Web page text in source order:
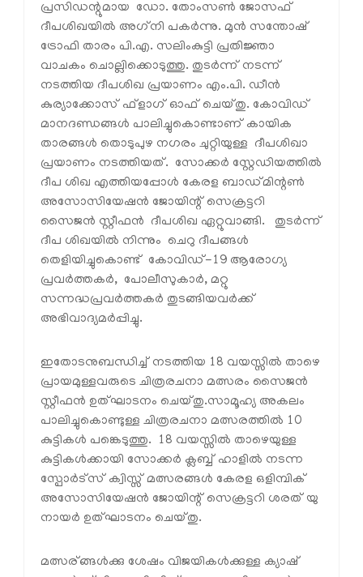
പ്രസിഡന്റുമായ ഡോ. തോംസണ്‍ ജോസഫ്
ദീപശിഖയില്‍ അഗ്‌നി പകര്‍ന്നു. മുന്‍ സന്തോഷ്
ട്രോഫി താരം പി.എ. സലിംകുട്ടി പ്രതിജ്ഞാ
വാചകം ചൊല്ലിക്കൊടുത്തു. തുടര്‍ന്ന് നടന്ന്
നടത്തിയ ദീപശിഖ പ്രയാണം എം.പി. ഡീന്‍
കുര്യാക്കോസ് ഫ്ളാഗ് ഓഫ് ചെയ്തു. കോവിഡ്
മാനദണ്ഡങ്ങള്‍ പാലിച്ചുകൊണ്ടാണ് കായിക
താരങ്ങള്‍ തൊടുപുഴ നഗരം ചുറ്റിയുള്ള ദീപശിഖാ
പ്രയാണം നടത്തിയത്. സോക്കര്‍ സ്റ്റേഡിയത്തില്‍
ദീപ ശിഖ എത്തിയപ്പോള്‍ കേരള ബാഡ്മിന്റണ്‍
അസോസിയേഷന്‍ ജോയിന്റ് സെക്രട്ടറി
സൈജന്‍ സ്റ്റീഫന്‍ ദീപശിഖ ഏറ്റുവാങ്ങി. തുടര്‍ന്ന്
ദീപ ശിഖയില്‍ നിന്നും ചെറു ദീപങ്ങള്‍
തെളിയിച്ചുകൊണ്ട് കോവിഡ്-19 ആരോഗ്യ
പ്രവര്‍ത്തകര്‍, പോലീസുകാര്‍, മറ്റു
സന്നദ്ധപ്രവര്‍ത്തകര്‍ തുടങ്ങിയവര്‍ക്ക്
അഭിവാദ്യമര്‍പ്പിച്ചു.
ഇതോടനുബന്ധിച്ച് നടത്തിയ 18 വയസ്സില്‍ താഴെ
പ്രായമുള്ളവരുടെ ചിത്രരചനാ മത്സരം സൈജന്‍
സ്റ്റീഫന്‍ ഉത്ഘാടനം ചെയ്തു.സാമൂഹ്യ അകലം
പാലിച്ചുകൊണ്ടുള്ള ചിത്രരചനാ മത്സരത്തില്‍ 10
കുട്ടികള്‍ പങ്കെടുത്തു. 18 വയസ്സില്‍ താഴെയുള്ള
കുട്ടികള്‍ക്കായി സോക്കര്‍ ക്ലബ്ബ് ഹാളില്‍ നടന്ന
സ്പോര്‍ട്സ് ക്വിസ്സ് മത്സരങ്ങള്‍ കേരള ഒളിമ്പിക്
അസോസിയേഷന്‍ ജോയിന്റ് സെക്രട്ടറി ശരത് യു
നായര്‍ ഉത്ഘാടനം ചെയ്തു.
മത്സര്ങ്ങള്‍ക്കു ശേഷം വിജയികള്‍ക്കുള്ള ക്യാഷ്